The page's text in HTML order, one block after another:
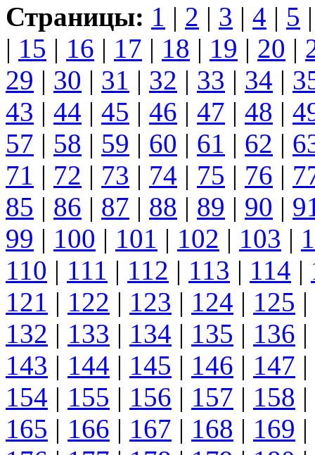
Страницы: 1 | 2 | 3 | 4 | 5
| 15 | 16 | 17 | 18 | 19 | 20 |
29 | 30 | 31 | 32 | 33 | 34 |
43 | 44 | 45 | 46 | 47 | 48 |
57 | 58 | 59 | 60 | 61 | 62 |
71 | 72 | 73 | 74 | 75 | 76 |
85 | 86 | 87 | 88 | 89 | 90 |
99 | 100 | 101 | 102 | 103 |
110 | 111 | 112 | 113 | 114 |
121 | 122 | 123 | 124 | 125 |
132 | 133 | 134 | 135 | 136 |
143 | 144 | 145 | 146 | 147 |
154 | 155 | 156 | 157 | 158 |
165 | 166 | 167 | 168 | 169 |